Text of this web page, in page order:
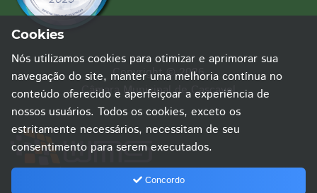
Copyright © 2026
Câmara Municipal de Cascavel
Cookies
Nós utilizamos cookies para otimizar e aprimorar sua
navegação do site, manter uma melhoria contínua no
conteúdo oferecido e aperfeiçoar a experiência de
nossos usuários. Todos os cookies, exceto os
estritamente necessários, necessitam de seu
consentimento para serem executados.
Concordo